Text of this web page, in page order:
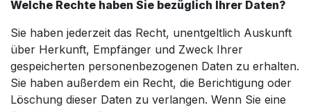
Welche Rechte haben Sie bezüglich Ihrer Daten?
Sie haben jederzeit das Recht, unentgeltlich Auskunft
über Herkunft, Empfänger und Zweck Ihrer
gespeicherten personenbezogenen Daten zu erhalten.
Sie haben außerdem ein Recht, die Berichtigung oder
Löschung dieser Daten zu verlangen. Wenn Sie eine